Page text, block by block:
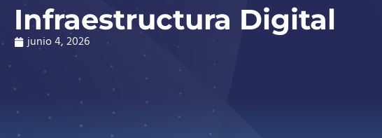
Infraestructura Digital
junio 4, 2026